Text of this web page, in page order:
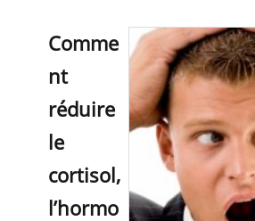
Comme
nt
réduire
le
cortisol,
l’hormo